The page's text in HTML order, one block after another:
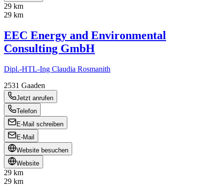
29 km
29 km
EEC Energy and Environmental
Consulting GmbH
Dipl.-HTL-Ing Claudia Rosmanith
2531 Gaaden
Jetzt anrufen
Telefon
E-Mail schreiben
E-Mail
Website besuchen
Website
29 km
29 km